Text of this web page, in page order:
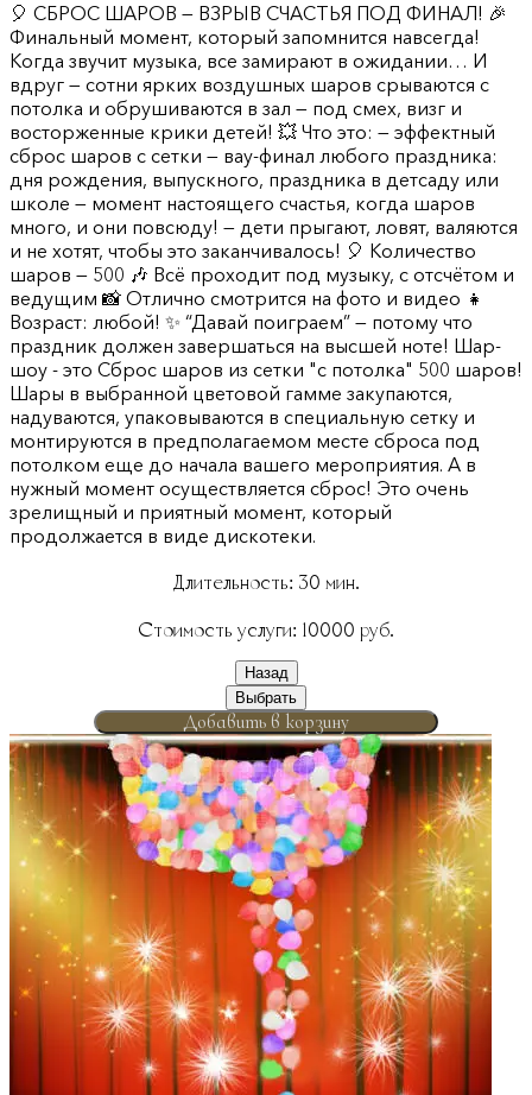
🎈 СБРОС ШАРОВ — ВЗРЫВ СЧАСТЬЯ ПОД ФИНАЛ! 🎉
Финальный момент, который запомнится навсегда!
Когда звучит музыка, все замирают в ожидании… И
вдруг — сотни ярких воздушных шаров срываются с
потолка и обрушиваются в зал — под смех, визг и
восторженные крики детей! 💥 Что это: — эффектный
сброс шаров с сетки — вау-финал любого праздника:
дня рождения, выпускного, праздника в детсаду или
школе — момент настоящего счастья, когда шаров
много, и они повсюду! — дети прыгают, ловят, валяются
и не хотят, чтобы это заканчивалось! 🎈 Количество
шаров — 500 🎶 Всё проходит под музыку, с отсчётом и
ведущим 📸 Отлично смотрится на фото и видео 👧
Возраст: любой! ✨ “Давай поиграем” — потому что
праздник должен завершаться на высшей ноте! Шар-
шоу - это Сброс шаров из сетки "с потолка" 500 шаров!
Шары в выбранной цветовой гамме закупаются,
надуваются, упаковываются в специальную сетку и
монтируются в предполагаемом месте сброса под
потолком еще до начала вашего мероприятия. А в
нужный момент осуществляется сброс! Это очень
зрелищный и приятный момент, который
продолжается в виде дискотеки.
Длительность: 30 мин.
Стоимость услуги: 10000 руб.
Назад
Выбрать
Добавить в корзину